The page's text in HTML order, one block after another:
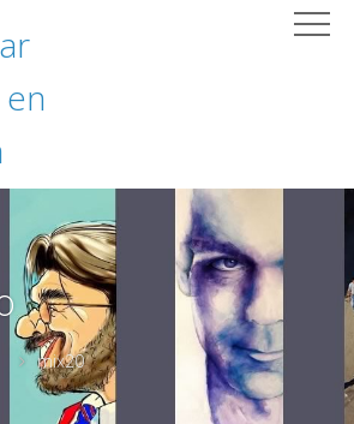
mix20